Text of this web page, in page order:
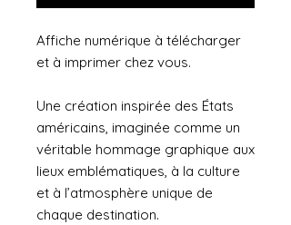
Affiche numérique à télécharger
et à imprimer chez vous.
Une création inspirée des États
américains, imaginée comme un
véritable hommage graphique aux
lieux emblématiques, à la culture
et à l’atmosphère unique de
chaque destination.